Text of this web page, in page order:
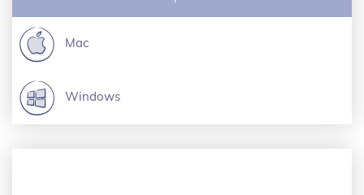
Mac
Windows